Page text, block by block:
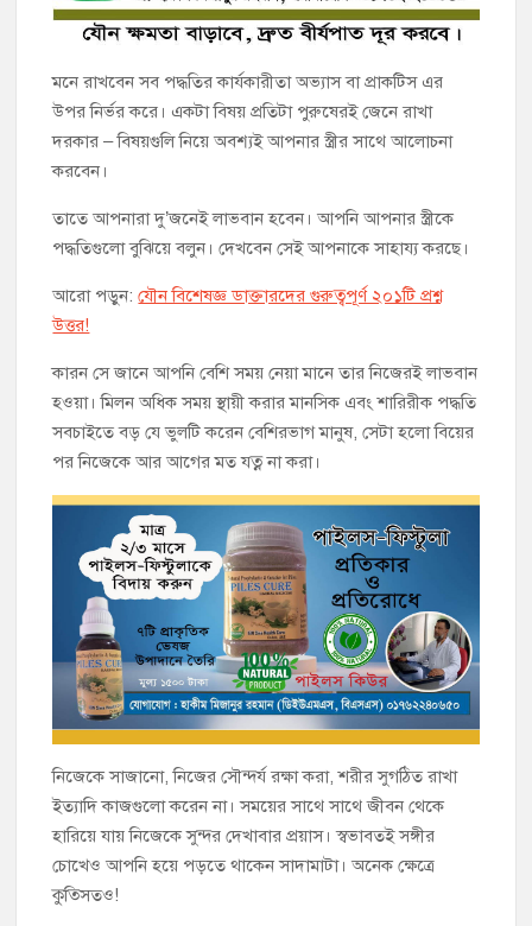
মনে রাখবেন সব পদ্ধতির কার্যকারীতা অভ্যাস বা প্রাকটিস এর
উপর নির্ভর করে। একটা বিষয় প্রতিটা পুরুষেরই জেনে রাখা
দরকার – বিষয়গুলি নিয়ে অবশ্যই আপনার স্ত্রীর সাথে আলোচনা
করবেন।
তাতে আপনারা দু’জনেই লাভবান হবেন। আপনি আপনার স্ত্রীকে
পদ্ধতিগুলো বুঝিয়ে বলুন। দেখবেন সেই আপনাকে সাহায্য করছে।
আরো পড়ুন:যৌন বিশেষজ্ঞ ডাক্তারদের গুরুত্বপূর্ণ ২০১টি প্রশ্ন
উত্তর!
কারন সে জানে আপনি বেশি সময় নেয়া মানে তার নিজেরই লাভবান
হওয়া। মিলন অধিক সময় স্থায়ী করার মানসিক এবং শারিরীক পদ্ধতি
সবচাইতে বড় যে ভুলটি করেন বেশিরভাগ মানুষ, সেটা হলো বিয়ের
পর নিজেকে আর আগের মত যত্ন না করা।
নিজেকে সাজানো, নিজের সৌন্দর্য রক্ষা করা, শরীর সুগঠিত রাখা
ইত্যাদি কাজগুলো করেন না। সময়ের সাথে সাথে জীবন থেকে
হারিয়ে যায় নিজেকে সুন্দর দেখাবার প্রয়াস। স্বভাবতই সঙ্গীর
চোখেও আপনি হয়ে পড়তে থাকেন সাদামাটা। অনেক ক্ষেত্রে
কুত্‍সিতও!